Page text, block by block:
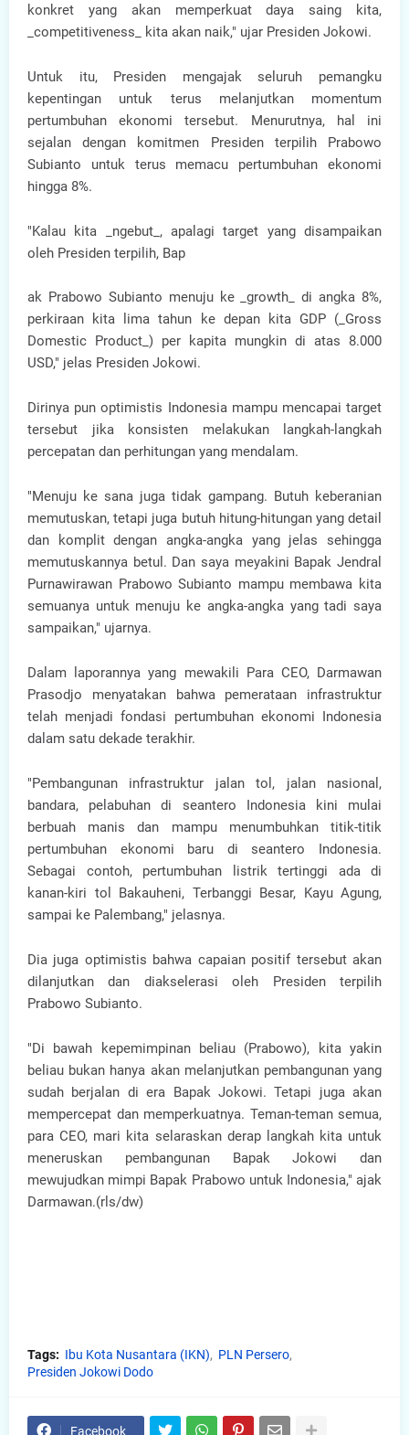
konkret yang akan memperkuat daya saing kita,
_competitiveness_ kita akan naik," ujar Presiden Jokowi.
Untuk itu, Presiden mengajak seluruh pemangku
kepentingan untuk terus melanjutkan momentum
pertumbuhan ekonomi tersebut. Menurutnya, hal ini
sejalan dengan komitmen Presiden terpilih Prabowo
Subianto untuk terus memacu pertumbuhan ekonomi
hingga 8%.
"Kalau kita _ngebut_, apalagi target yang disampaikan
oleh Presiden terpilih, Bap
ak Prabowo Subianto menuju ke _growth_ di angka 8%,
perkiraan kita lima tahun ke depan kita GDP (_Gross
Domestic Product_) per kapita mungkin di atas 8.000
USD," jelas Presiden Jokowi.
Dirinya pun optimistis Indonesia mampu mencapai target
tersebut jika konsisten melakukan langkah-langkah
percepatan dan perhitungan yang mendalam.
"Menuju ke sana juga tidak gampang. Butuh keberanian
memutuskan, tetapi juga butuh hitung-hitungan yang detail
dan komplit dengan angka-angka yang jelas sehingga
memutuskannya betul. Dan saya meyakini Bapak Jendral
Purnawirawan Prabowo Subianto mampu membawa kita
semuanya untuk menuju ke angka-angka yang tadi saya
sampaikan," ujarnya.
Dalam laporannya yang mewakili Para CEO, Darmawan
Prasodjo menyatakan bahwa pemerataan infrastruktur
telah menjadi fondasi pertumbuhan ekonomi Indonesia
dalam satu dekade terakhir.
"Pembangunan infrastruktur jalan tol, jalan nasional,
bandara, pelabuhan di seantero Indonesia kini mulai
berbuah manis dan mampu menumbuhkan titik-titik
pertumbuhan ekonomi baru di seantero Indonesia.
Sebagai contoh, pertumbuhan listrik tertinggi ada di
kanan-kiri tol Bakauheni, Terbanggi Besar, Kayu Agung,
sampai ke Palembang," jelasnya.
Dia juga optimistis bahwa capaian positif tersebut akan
dilanjutkan dan diakselerasi oleh Presiden terpilih
Prabowo Subianto.
"Di bawah kepemimpinan beliau (Prabowo), kita yakin
beliau bukan hanya akan melanjutkan pembangunan yang
sudah berjalan di era Bapak Jokowi. Tetapi juga akan
mempercepat dan memperkuatnya. Teman-teman semua,
para CEO, mari kita selaraskan derap langkah kita untuk
meneruskan pembangunan Bapak Jokowi dan
mewujudkan mimpi Bapak Prabowo untuk Indonesia," ajak
Darmawan.(rls/dw)
Tags: Ibu Kota Nusantara (IKN)
PLN Persero
Presiden Jokowi Dodo
Facebook